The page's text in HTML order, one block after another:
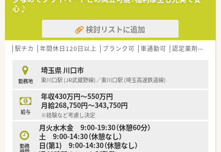
れ、賞与は年2回支給される安定した給与体系です。
ており、ライフステージが変化しても安心の待遇です。
【勤務実態について】
■年間休日は117日で有給休暇の消化率も高いため、実質的には
■残業時間は会社平均で月に10時間程度と非常に少なく、所定
労働時間を超えた分は1分単位でしっかり支給されます。
■ドラッグストアと調剤室が分離申請されている店舗が多く、調
剤業務に集中して早く帰宅できる仕組みが整っています。
心♪
検討リストに追加
駅チカ 年間休日120日以上 ブランク可 車通勤可 認定薬剤師取得支援あり
勤務地
埼玉県 川口市
東川口駅 (JR武蔵野線)／東川口駅 (埼玉高速鉄道線)
給与
年収430万円～550万円
月給268,750円～343,750円
※経験など考慮し決定
勤務
月火水木金 9:00-19:30（休憩60分）
土 9:00-14:30（休憩なし）
日(第1) 9:00-14:30（休憩なし）